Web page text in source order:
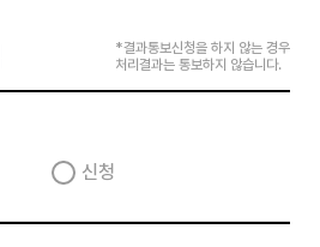
*결과통보신청을 하지 않는 경우
처리결과는 통보하지 않습니다.
신청